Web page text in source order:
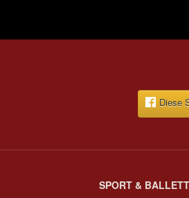
Diese
SPORT &